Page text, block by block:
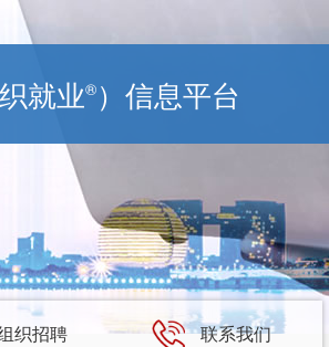
就业® ）信息平台
织招聘 联系我们